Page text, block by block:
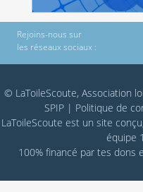
Rejoins-nous sur
les réseaux sociaux :
© LaToileScoute, Association
SPIP| Politique de
LaToileScoute est un site
équipe
100% financé par tes dons